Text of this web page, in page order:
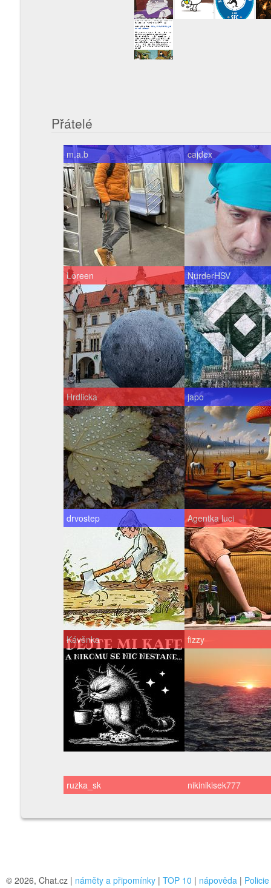
Přátelé
m.a.b cajdex
Loreen NurderHSV
Hrdlicka japo
drvostep Agentka luci
Kávěnka fizzy
ruzka_sk nikinikisek777
© 2026, Chat.cz | náměty a připomínky | TOP 10 | nápověda | Policie